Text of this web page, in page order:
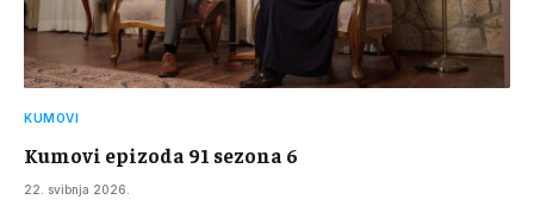
KUMOVI
Kumovi epizoda 91 sezona 6
22. svibnja 2026.